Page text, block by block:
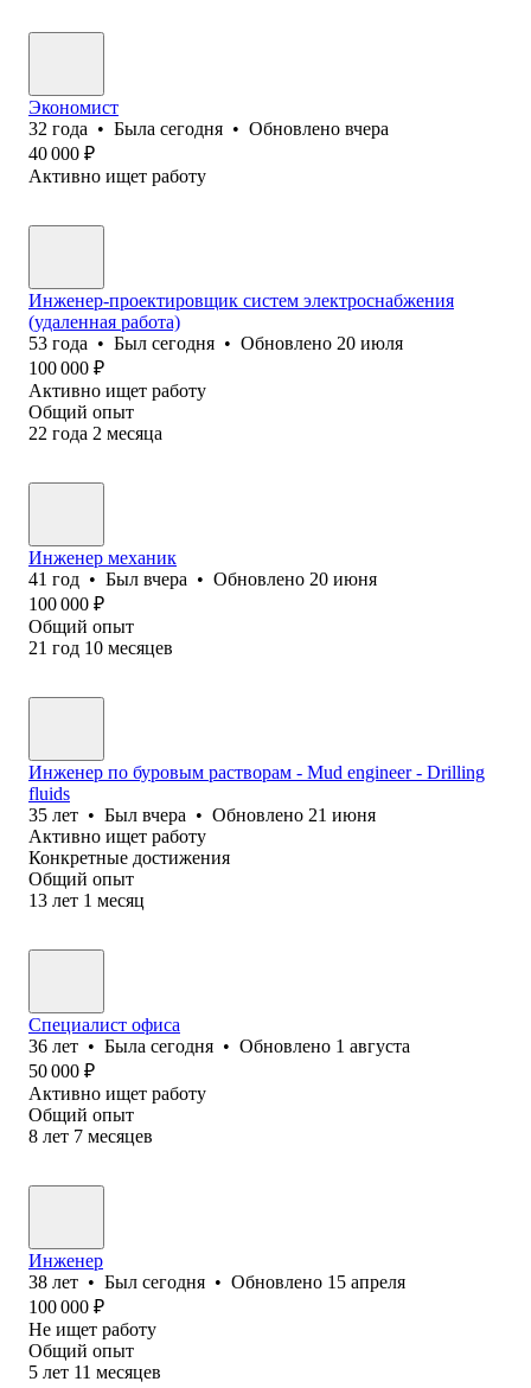
Экономист
32 года • Была сегодня • Обновлено вчера
40 000 ₽
Активно ищет работу
Инженер-проектировщик систем электроснабжения
(удаленная работа)
53 года • Был сегодня • Обновлено 20 июля
100 000 ₽
Активно ищет работу
Общий опыт
22 года 2 месяца
Инженер механик
41 год • Был вчера • Обновлено 20 июня
100 000 ₽
Общий опыт
21 год 10 месяцев
Инженер по буровым растворам - Mud engineer - Drilling
fluids
35 лет • Был вчера • Обновлено 21 июня
Активно ищет работу
Конкретные достижения
Общий опыт
13 лет 1 месяц
Специалист офиса
36 лет • Была сегодня • Обновлено 1 августа
50 000 ₽
Активно ищет работу
Общий опыт
8 лет 7 месяцев
Инженер
38 лет • Был сегодня • Обновлено 15 апреля
100 000 ₽
Не ищет работу
Общий опыт
5 лет 11 месяцев